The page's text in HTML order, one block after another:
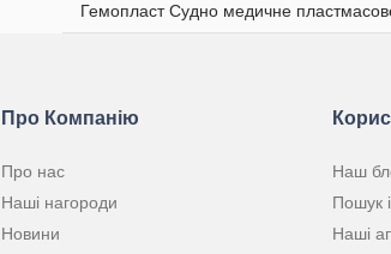
Гемопласт Судно медичне
Про Компанію
Про нас
Наші нагороди
Новини
Наш
Пошук
Наші